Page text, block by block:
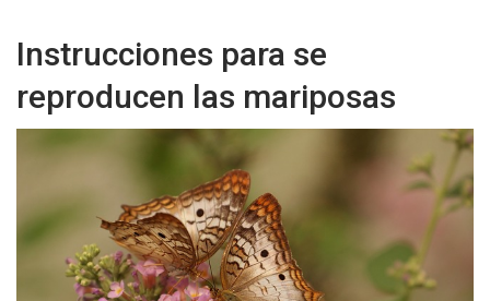
Instrucciones para se
reproducen las mariposas